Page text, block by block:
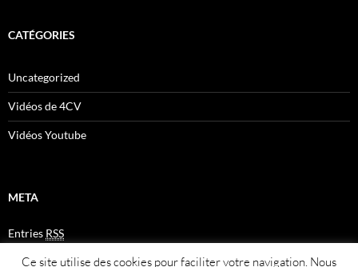
CATÉGORIES
Uncategorized
Vidéos de 4CV
Vidéos Youtube
META
Entries RSS
CommentsRSS
Plan du site
Ce site utilise des cookies pour faciliter votre navigation. Nous